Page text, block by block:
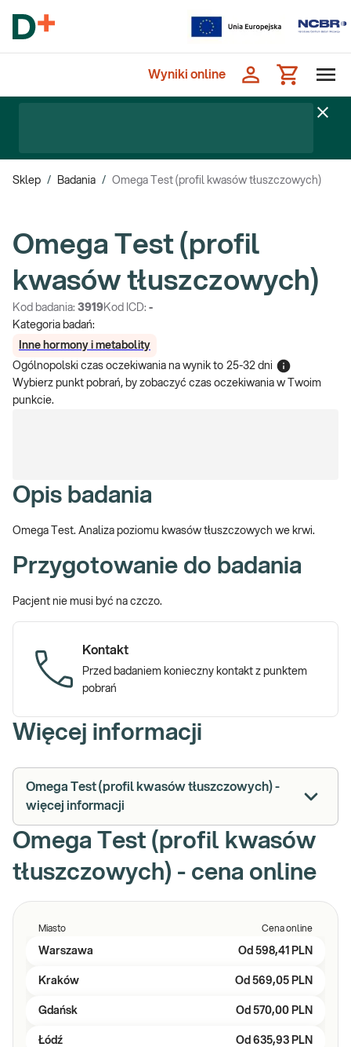
Wyniki online
Sklep / Badania / Omega Test (profil kwasów tłuszczowych)
Omega Test (profil
kwasów tłuszczowych)
Kod badania: 3919Kod ICD: -
Kategoria badań:
Inne hormony i metabolity
Ogólnopolski czas oczekiwania na wynik to 25-32 dni
Wybierz punkt pobrań, by zobaczyć czas oczekiwania w Twoim
punkcie.
Opis badania
Omega Test. Analiza poziomu kwasów tłuszczowych we krwi.
Przygotowanie do badania
Pacjent nie musi być na czczo.
Kontakt
Przed badaniem konieczny kontakt z punktem
pobrań
Więcej informacji
Omega Test (profil kwasów tłuszczowych) -
więcej informacji
Omega Test (profil kwasów
tłuszczowych) - cena online
Miasto Cena online
Warszawa Od 598,41 PLN
Kraków Od 569,05 PLN
Gdańsk Od 570,00 PLN
Łódź Od 635,93 PLN